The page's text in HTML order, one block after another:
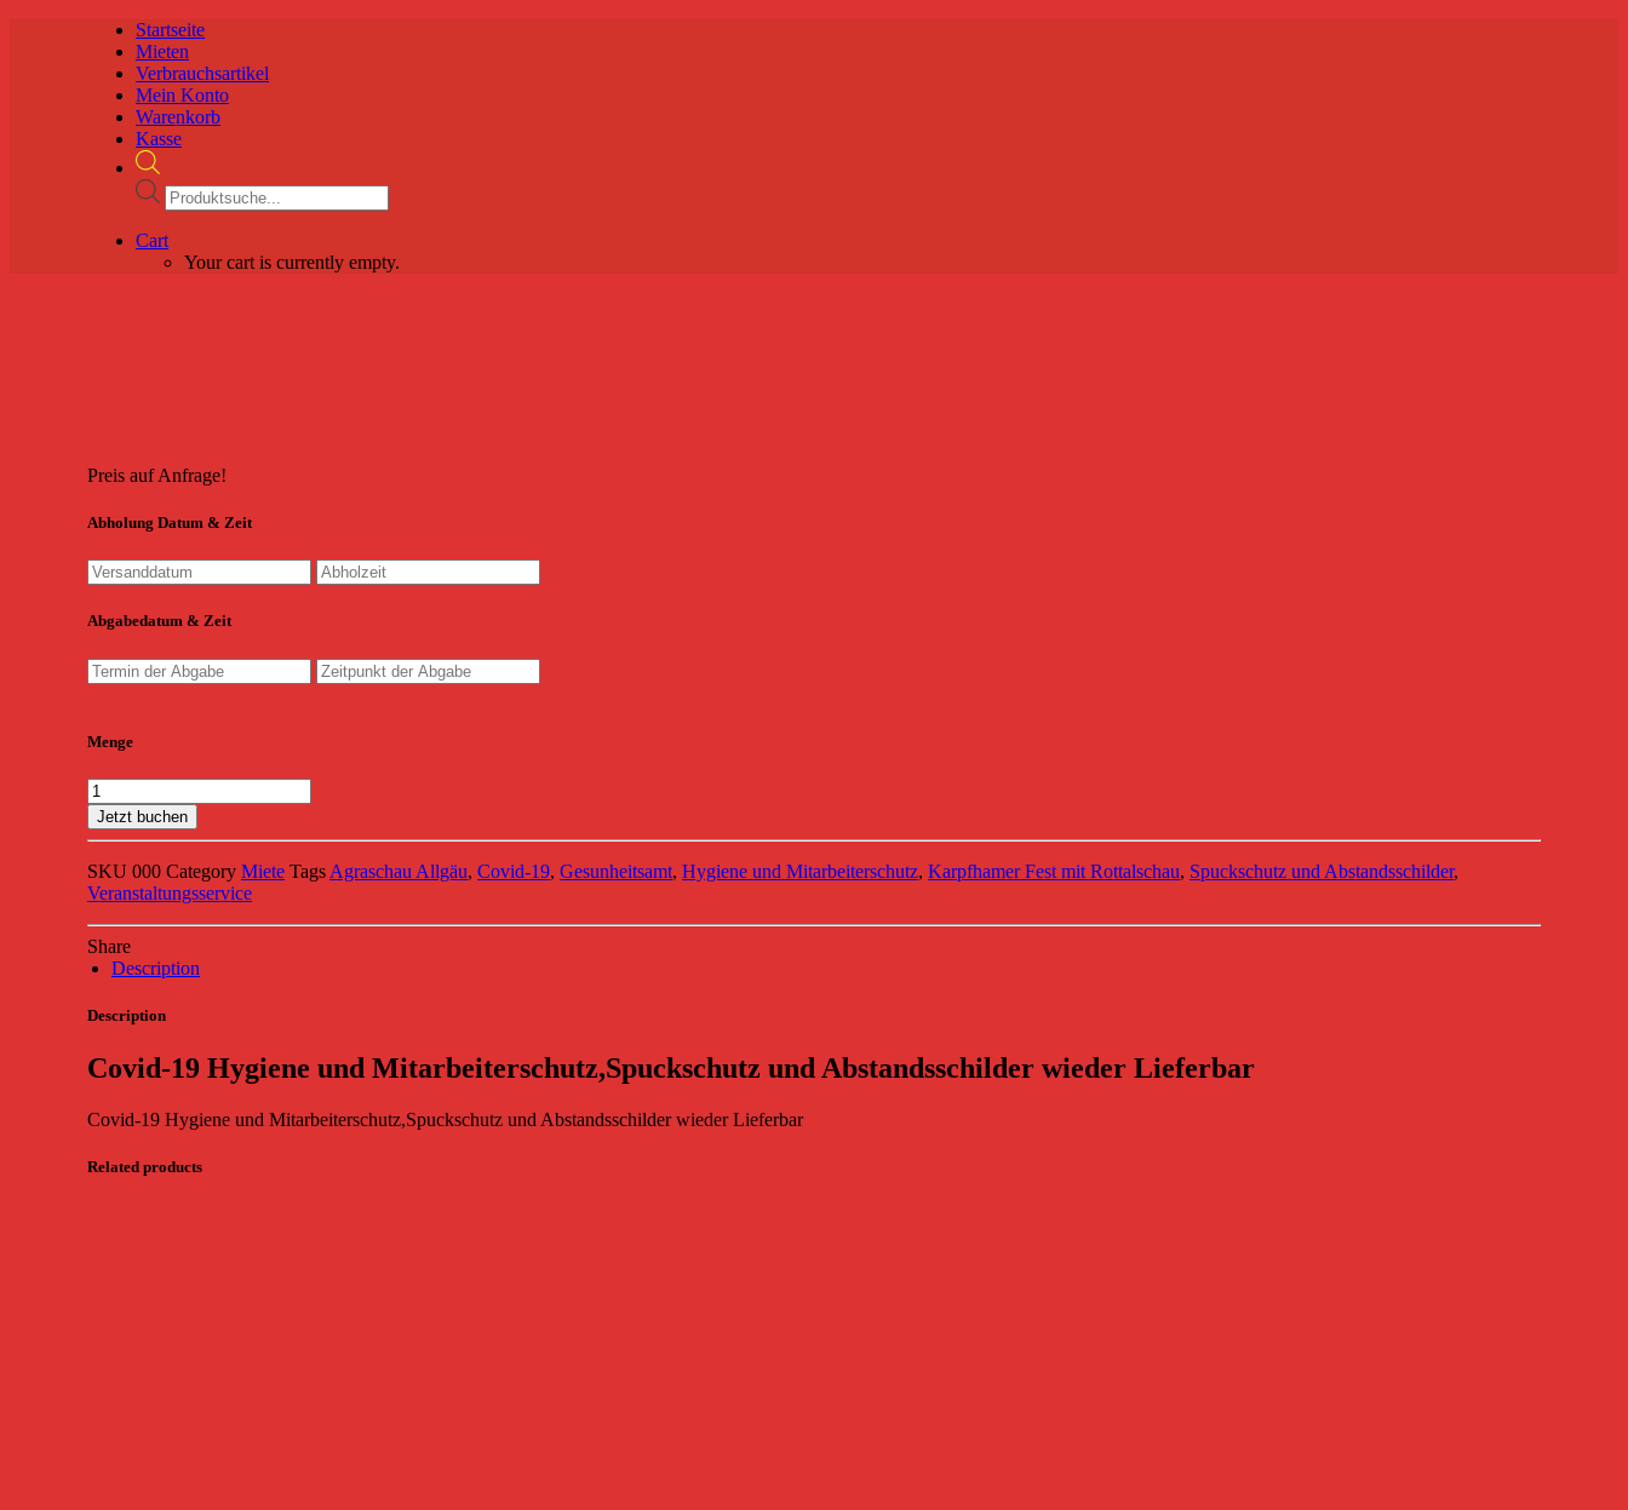
Startseite
Mieten
Verbrauchsartikel
Mein Konto
Warenkorb
Kasse
Products
search
Cart
Your cart is currently empty.
Preis auf Anfrage!
Abholung Datum & Zeit
Abgabedatum & Zeit
Menge
Jetzt buchen
SKU 000 Category Miete Tags Agraschau Allgäu, Covid-19, Gesunheitsamt, Hygiene und Mitarbeiterschutz, Karpfhamer Fest mit Rottalschau, Spuckschutz und Abstandsschilder,
Veranstaltungsservice
Share
Description
Description
Covid-19 Hygiene und Mitarbeiterschutz,Spuckschutz und Abstandsschilder wieder Lieferbar
Covid-19 Hygiene und Mitarbeiterschutz,Spuckschutz und Abstandsschilder wieder Lieferbar
Related products